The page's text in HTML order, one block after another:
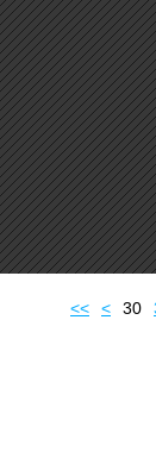
<< < 10
20
30